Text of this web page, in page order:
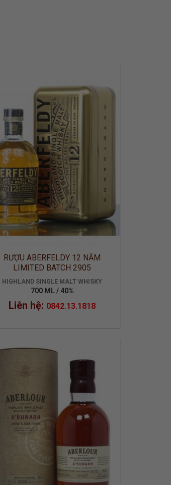
WISHLIST
RƯỢU ABERFELDY 12 NĂM
LIMITED BATCH 2905
HIGHLAND SINGLE MALT WHISKY
700 ML / 40%
Liên hệ: 0842.13.1818
ADD TO
WISHLIST